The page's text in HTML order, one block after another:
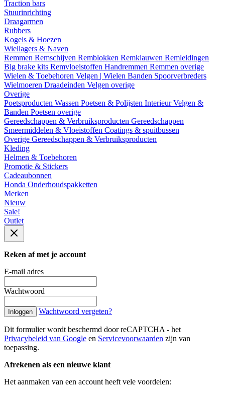
Traction bars
Stuurinrichting
Draagarmen
Rubbers
Kogels & Hoezen
Wiellagers & Naven
Remmen Remschijven Remblokken Remklauwen Remleidingen
Big brake kits Remvloeistoffen Handremmen Remmen overige
Wielen & Toebehoren Velgen | Wielen Banden Spoorverbreders
Wielmoeren Draadeinden Velgen overige
Overige
Poetsproducten Wassen Poetsen & Polijsten InterieurVelgen &
Banden Poetsen overige
Gereedschappen & Verbruiksproducten Gereedschappen
Smeermiddelen & Vloeistoffen Coatings & spuitbussen
Overige Gereedschappen & Verbruiksproducten
Kleding
Helmen & Toebehoren
Promotie & Stickers
Cadeaubonnen
Honda Onderhoudspakketten
Merken
Nieuw
Sale!
Outlet
Reken af met je account
E-mail adres
Wachtwoord
Inloggen Wachtwoord vergeten?
Dit formulier wordt beschermd door reCAPTCHA - het
Privacybeleid van Google en Servicevoorwaarden zijn van
toepassing.
Afrekenen als een nieuwe klant
Het aanmaken van een account heeft vele voordelen: